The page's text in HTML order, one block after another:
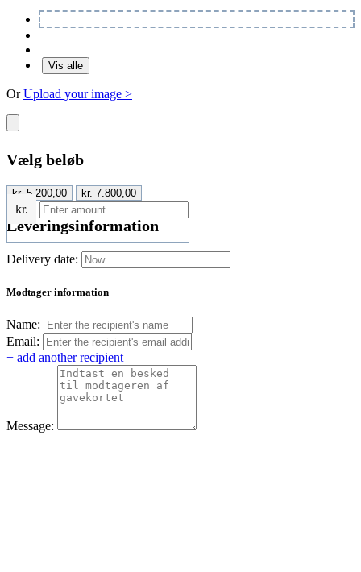
OrUpload your image >
Vælg beløb
kr. 5.200,00 kr. 7.800,00
kr.
Leveringsinformation
Delivery date:
Modtager information
Name:
Email:
+ add another recipient
Message: